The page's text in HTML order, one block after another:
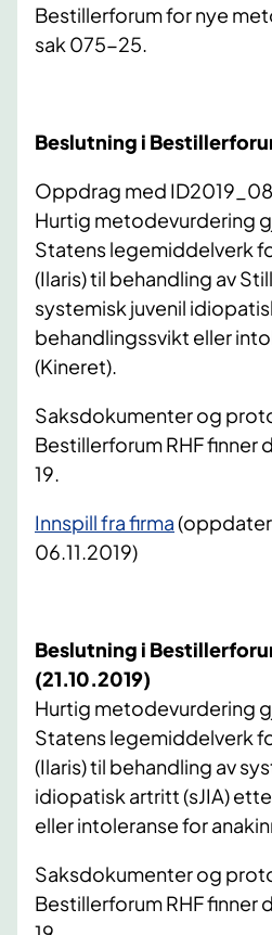
Bestillerforum for nye
sak 075-25.
Beslutning i
Oppdrag med
Hurtig metodevurdering
Statens legemiddelverk
(Ilaris) til behandling av
systemisk juvenil
behandlingssvikt eller
(Kineret).
Saksdokumenter og
Bestillerforum RHF finner
19.
Innspill fra firma
06.11.2019)
Beslutning i
(21.10.2019)
Hurtig metodevurdering
Statens legemiddelverk
(Ilaris) til behandling av
idiopatisk artritt (sJIA)
eller intoleranse for
Saksdokumenter og
Bestillerforum RHF finner